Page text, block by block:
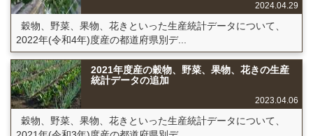
2024.04.29
穀物、野菜、果物、花きといった生産統計データについて、
2022年(令和4年)度産の都道府県別デ...
2021年度産の穀物、野菜、果物、花きの生産
統計データの追加
2023.04.06
穀物、野菜、果物、花きといった生産統計データについて、